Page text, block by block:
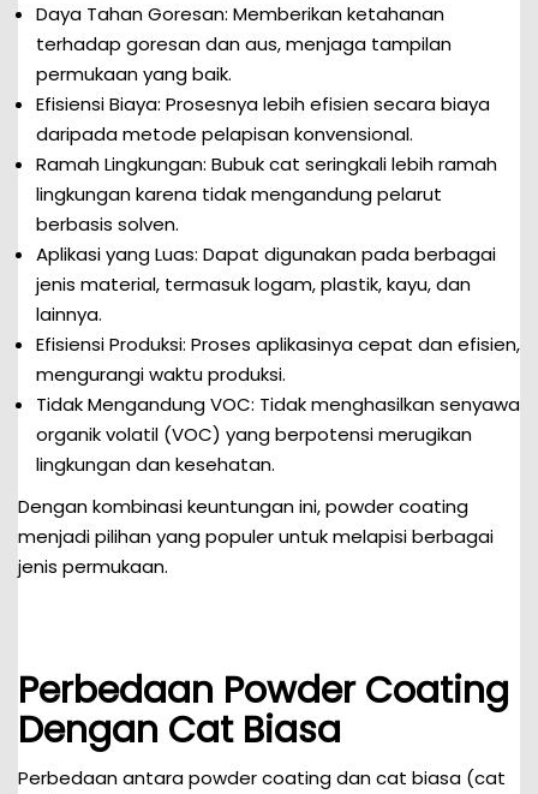
Daya Tahan Goresan: Memberikan ketahanan
terhadap goresan dan aus, menjaga tampilan
permukaan yang baik.
Efisiensi Biaya: Prosesnya lebih efisien secara biaya
daripada metode pelapisan konvensional.
Ramah Lingkungan: Bubuk cat seringkali lebih ramah
lingkungan karena tidak mengandung pelarut
berbasis solven.
Aplikasi yang Luas: Dapat digunakan pada berbagai
jenis material, termasuk logam, plastik, kayu, dan
lainnya.
Efisiensi Produksi: Proses aplikasinya cepat dan efisien,
mengurangi waktu produksi.
Tidak Mengandung VOC: Tidak menghasilkan senyawa
organik volatil (VOC) yang berpotensi merugikan
lingkungan dan kesehatan.
Dengan kombinasi keuntungan ini, powder coating
menjadi pilihan yang populer untuk melapisi berbagai
jenis permukaan.
Perbedaan Powder Coating
Dengan Cat Biasa
Perbedaan antara powder coating dan cat biasa (cat